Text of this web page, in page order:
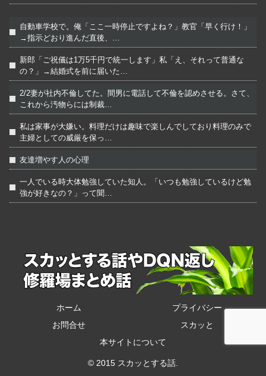
自動車学校で。俺「ここ一時停止ですよね？」教官「早く行け！」
→指示どおり進んだ直後、…
新郎「ご祝儀は1万5千円で統一します」私「え、それって普通な
の？」→結婚式を前に届いた…
2/2妻が社内不倫してた。間男に電話して不倫を認めさせる。さて、
これから汚物らには制裁…
私は家事が大嫌い。料理だけは趣味で楽しんでしており料理のみで
主婦としての威厳を保っ…
友達増やす人の心理
一人でいる時大体勉強していた知人。「いつも勉強しているけど勉
強が好きなの？」って聞…
ホーム
プライバシー
お問合せ
スカッと
本サイトについて
© 2015 スカッとする話.